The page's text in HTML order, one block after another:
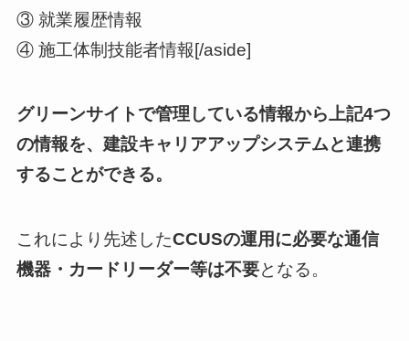
③ 就業履歴情報
④ 施工体制技能者情報[/aside]
グリーンサイトで管理している情報から上記4つ
の情報を、建設キャリアアップシステムと連携
することができる。
これにより先述したCCUSの運用に必要な通信
機器・カードリーダー等は不要となる。